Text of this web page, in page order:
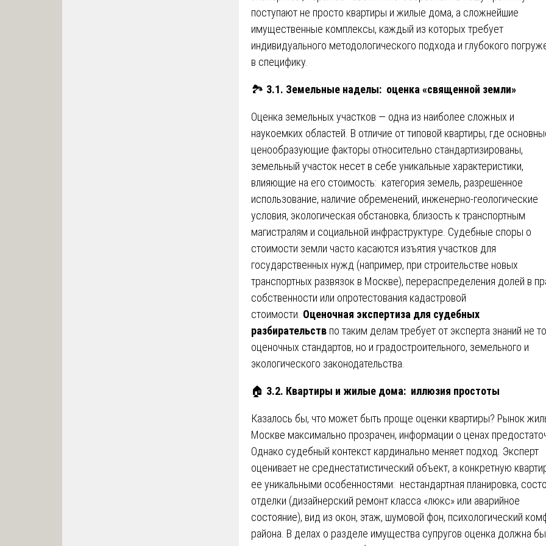
поступают не просто квартиры и жилые дома, а сложнейшие
имущественные комплексы, каждый из которых требует
индивидуального методологического подхода и глубокого
в специфику.
🏞️ 3.1. Земельные наделы: оценка «священной земли»
Оценка земельных участков — одна из наиболее сложных и
наукоемких областей. В отличие от типовой квартиры, где
ценообразующие факторы относительно стандартизированы,
земельный участок несет в себе уникальные характеристики,
влияющие на его стоимость: категория земель, разрешенное
использование, наличие обременений, инженерно-геологические
условия, экологическая обстановка, близость к транспортным
магистралям и социальной инфраструктуре. Судебные споры о
стоимости земли часто касаются изъятия участков для
государственных нужд (например, при строительстве новых
транспортных развязок в Москве), перераспределения долей в
собственности или опротестования кадастровой
стоимости. Оценочная экспертиза для судебных
разбирательств по таким делам требует от эксперта знаний не
оценочных стандартов, но и градостроительного, земельного и
экологического законодательства.
🏠 3.2. Квартиры и жилые дома: иллюзия простоты
Казалось бы, что может быть проще оценки квартиры? Рынок
Москве максимально прозрачен, информации о ценах
Однако судебный контекст кардинально меняет подход. Эксперт
оценивает не среднестатистический объект, а конкретную
ее уникальными особенностями: нестандартная планировка,
отделки (дизайнерский ремонт класса «люкс» или аварийное
состояние), вид из окон, этаж, шумовой фон, психологический
района. В делах о разделе имущества супругов оценка должна